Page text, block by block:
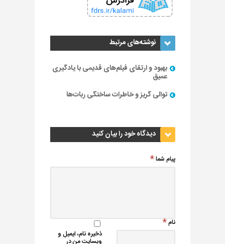
نوشته‌های مرتبط
بهبود و ارتقای فیلم‌های قدیمی با یادگیری
عمیق
توالی گریز و خاطرات ساختگی ربات‌ها
دیدگاه خود را بیان کنید
پیام شما
نام
ذخیره نام، ایمیل و
وبسایت من در